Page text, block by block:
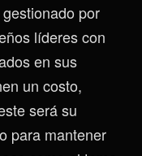
por
líderes con
en sus
un costo,
será su
para mantener